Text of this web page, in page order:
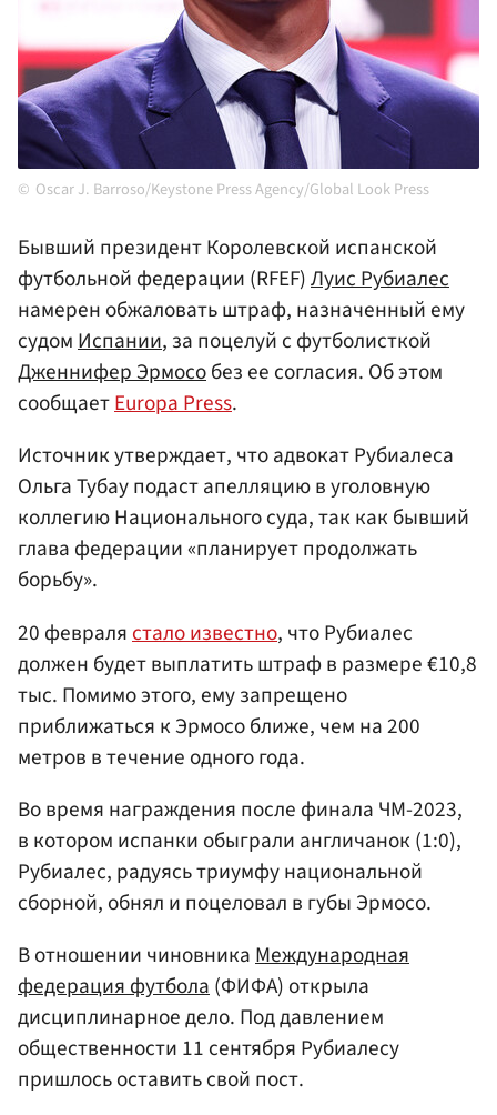
Oscar J. Barroso/Keystone Press Agency/Global Look Press
Бывший президент Королевской испанской
футбольной федерации (RFEF)Луис Рубиалес
намерен обжаловать штраф, назначенный ему
судомИспании, за поцелуй с футболисткой
Дженнифер Эрмособез ее согласия. Об этом
сообщаетEuropa Press.
Источник утверждает, что адвокат Рубиалеса
Ольга Тубау подаст апелляцию в уголовную
коллегию Национального суда, так как бывший
глава федерации «планирует продолжать
борьбу».
20 февраля стало известно, что Рубиалес
должен будет выплатить штраф в размере €10,8
тыс. Помимо этого, ему запрещено
приближаться к Эрмосо ближе, чем на 200
метров в течение одного года.
Во время награждения после финала ЧМ-2023,
в котором испанки обыграли англичанок (1:0),
Рубиалес, радуясь триумфу национальной
сборной, обнял и поцеловал в губы Эрмосо.
В отношении чиновникаМеждународная
федерация футбола(ФИФА) открыла
дисциплинарное дело. Под давлением
общественности 11 сентября Рубиалесу
пришлось оставить свой пост.